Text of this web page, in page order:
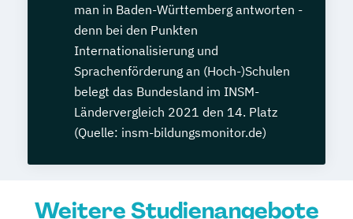
man in Baden-Württemberg antworten -
denn bei den Punkten
Internationalisierung und
Sprachenförderung an (Hoch-)Schulen
belegt das Bundesland im INSM-
Ländervergleich 2021 den 14. Platz
(Quelle: insm-bildungsmonitor.de)
Weitere Studienangebote